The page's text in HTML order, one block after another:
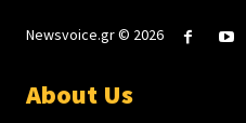
Newsvoice.gr © 2026
About Us